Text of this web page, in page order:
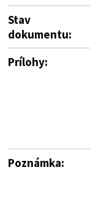
Stav
dokumentu:
Prílohy:
Poznámka: